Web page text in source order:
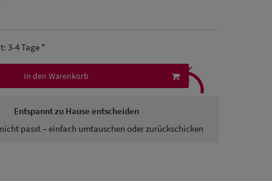
3-4 Tage *
In den Warenkorb
Entspannt zu Hause entscheiden
passt – einfach umtauschen oder zurückschicken
⤹